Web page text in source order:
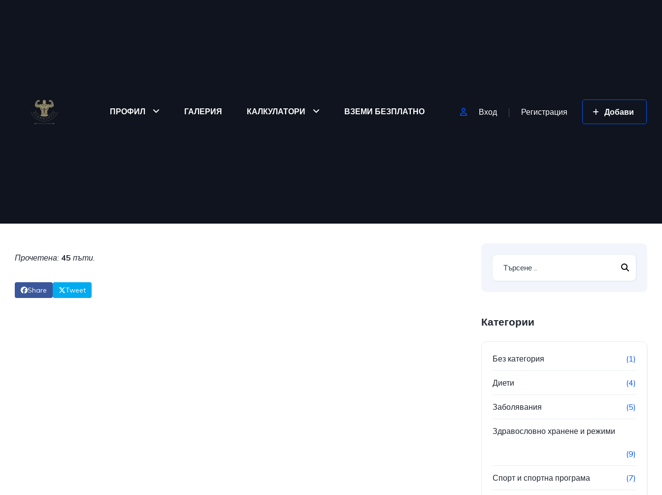
ПРОФИЛ ГАЛЕРИЯ КАЛКУЛАТОРИ ВЗЕМИ БЕЗПЛАТНО Вход Регистрация Добави
Прочетена: 45 пъти.
Share Tweet
Категории
Без категория (1)
Диети (4)
Заболявания (5)
Здравословно хранене и режими
(9)
Спорт и спортна програма (7)